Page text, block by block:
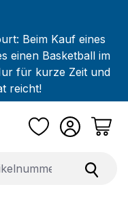
Beim Kauf eines
einen Basketball im
für kurze Zeit und
reicht!